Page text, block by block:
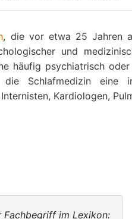
, die vor etwa 25 Jahren
und
häufig psychiatrisch
Schlafmedizin eine
Kardiologen,
Fachbegriff im Lexikon: